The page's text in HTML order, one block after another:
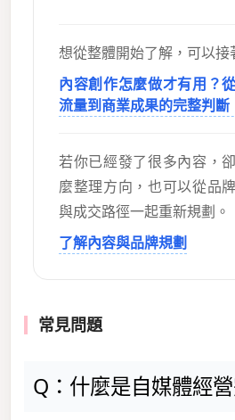
想從整體開始了解，可以接
內容創作怎麼做才有用？
流量到商業成果的完整判斷
若你已經發了很多內容，
麼整理方向，也可以從品
與成交路徑一起重新規劃。
了解內容與品牌規劃
常見問題
Q：什麼是自媒體經